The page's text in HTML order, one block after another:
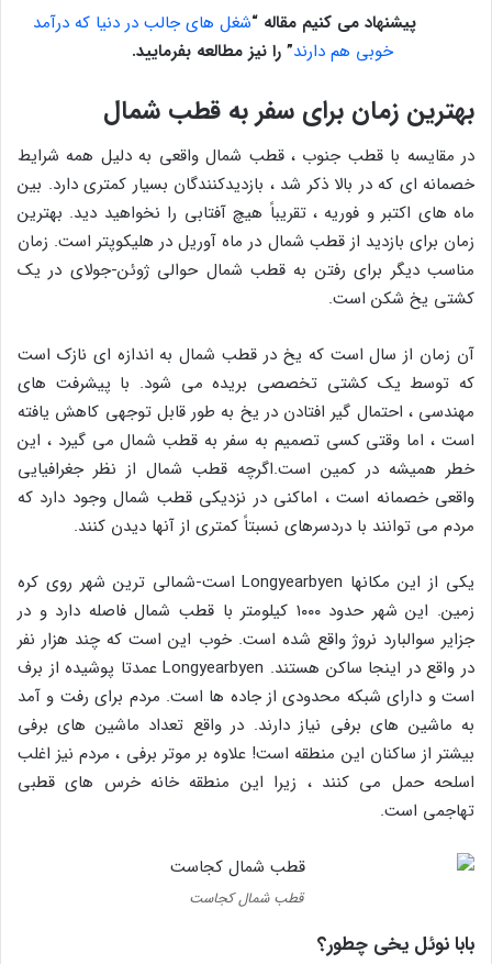
پیشنهاد می کنیم مقاله “شغل های جالب در دنیا که درآمد
خوبی هم دارند” را نیز مطالعه بفرمایید.
بهترین زمان برای سفر به قطب شمال
در مقایسه با قطب جنوب ، قطب شمال واقعی به دلیل همه شرایط
خصمانه ای که در بالا ذکر شد ، بازدیدکنندگان بسیار کمتری دارد. بین
ماه های اکتبر و فوریه ، تقریباً هیچ آفتابی را نخواهید دید. بهترین
زمان برای بازدید از قطب شمال در ماه آوریل در هلیکوپتر است. زمان
مناسب دیگر برای رفتن به قطب شمال حوالی ژوئن-جولای در یک
کشتی یخ شکن است.
آن زمان از سال است که یخ در قطب شمال به اندازه ای نازک است
که توسط یک کشتی تخصصی بریده می شود. با پیشرفت های
مهندسی ، احتمال گیر افتادن در یخ به طور قابل توجهی کاهش یافته
است ، اما وقتی کسی تصمیم به سفر به قطب شمال می گیرد ، این
خطر همیشه در کمین است.اگرچه قطب شمال از نظر جغرافیایی
واقعی خصمانه است ، اماکنی در نزدیکی قطب شمال وجود دارد که
مردم می توانند با دردسرهای نسبتاً کمتری از آنها دیدن کنند.
یکی از این مکانها Longyearbyen است-شمالی ترین شهر روی کره
زمین. این شهر حدود ۱۰۰۰ کیلومتر با قطب شمال فاصله دارد و در
جزایر سوالبارد نروژ واقع شده است. خوب این است که چند هزار نفر
در واقع در اینجا ساکن هستند. Longyearbyen عمدتا پوشیده از برف
است و دارای شبکه محدودی از جاده ها است. مردم برای رفت و آمد
به ماشین های برفی نیاز دارند. در واقع تعداد ماشین های برفی
بیشتر از ساکنان این منطقه است! علاوه بر موتر برفی ، مردم نیز اغلب
اسلحه حمل می کنند ، زیرا این منطقه خانه خرس های قطبی
تهاجمی است.
قطب شمال کجاست
بابا نوئل یخی چطور؟